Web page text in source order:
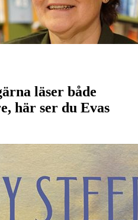
läser både
här ser du Evas